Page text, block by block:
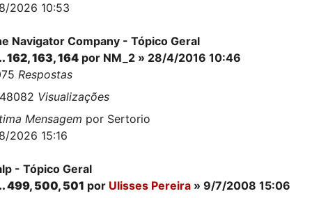
2026 10:53
Navigator Company - Tópico Geral
162,163,164 por NM_2 » 28/4/2016 10:46
Respostas
Visualizações
Mensagem por Sertorio
2026 15:16
- Tópico Geral
499, 500, 501 por Ulisses Pereira » 9/7/2008 15:06